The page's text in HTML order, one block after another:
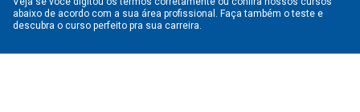
abaixo de acordo com a sua área profissional. Faça também o teste e
descubra o curso perfeito pra sua carreira.